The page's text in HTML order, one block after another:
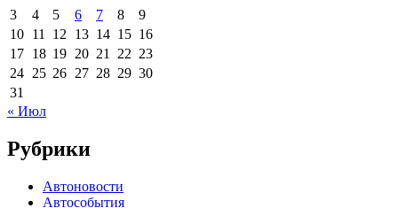
3
4 5 6 7 8
9
10 11 12 13 14 15 16
17 18 19 20 21 22 23
24 25 26 27 28 29 30
31
« Июл
Рубрики
Автоновости
Автособытия